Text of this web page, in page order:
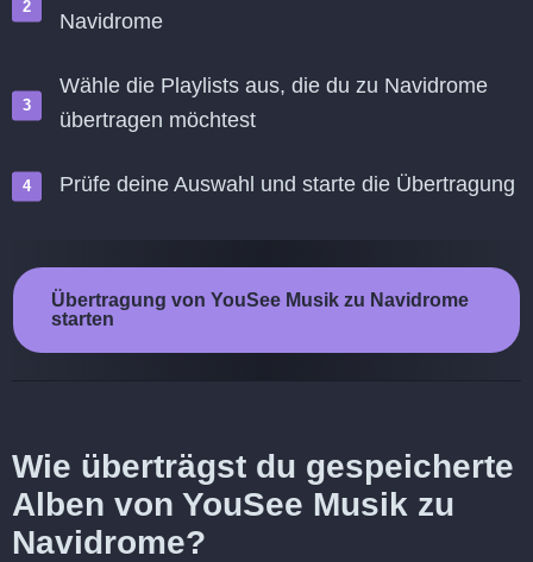
Navidrome
Wähle die Playlists aus, die du zu Navidrome
übertragen möchtest
Prüfe deine Auswahl und starte die Übertragung
Übertragung von YouSee Musik zu Navidrome
starten
Wie überträgst du gespeicherte
Alben von YouSee Musik zu
Navidrome?